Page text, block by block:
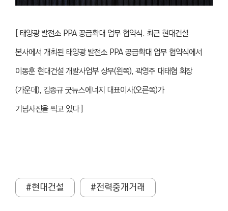
[ 태양광 발전소 PPA 공급확대 업무 협약식. 최근 현대건설
본사에서 개최된 태양광 발전소 PPA 공급확대 업무 협약식에서
이동훈 현대건설 개발사업부 상무(왼쪽), 곽영주 대태협 회장
(가운데), 김종규 굿뉴스에너지 대표이사(오른쪽)가
기념사진을 찍고 있다 ]
#현대건설 #전력중개거래